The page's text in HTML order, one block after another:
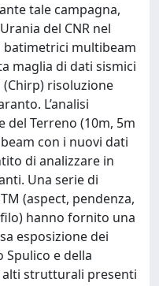
tale campagna,
del CNR nel
batimetrici multibeam
maglia di dati sismici
risoluzione
L’analisi
Terreno (10m, 5m
con i nuovi dati
di analizzare in
Una serie di
(aspect, pendenza,
hanno fornito una
esposizione dei
Spulico e della
alti strutturali presenti